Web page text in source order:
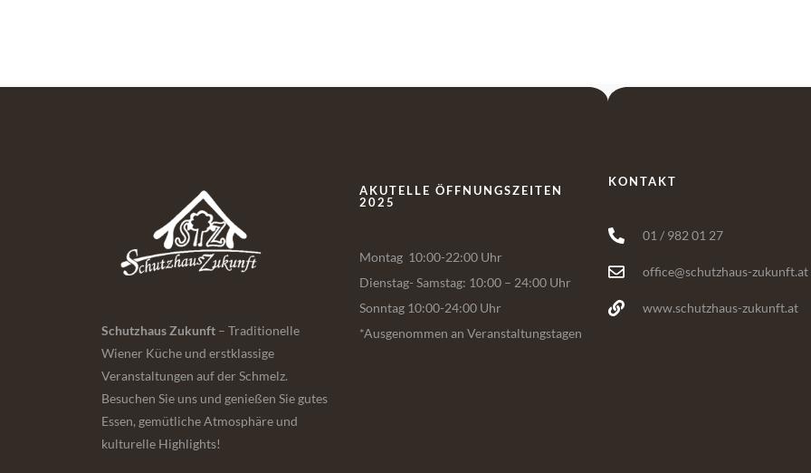
Schutzhaus Zukunft – Traditionelle
Wiener Küche und erstklassige
Veranstaltungen auf der Schmelz.
Besuchen Sie uns und genießen Sie gutes
Essen, gemütliche Atmosphäre und
kulturelle Highlights!
AKUTELLE ÖFFNUNGSZEITEN
2025
Montag 10:00-22:00 Uhr
Dienstag- Samstag: 10:00 – 24:00 Uhr
Sonntag 10:00-24:00 Uhr
*Ausgenommen an Veranstaltungstagen
KONTAKT
01 / 982 01 27
office@schutzhaus-zukunft.at
www.schutzhaus-zukunft.at